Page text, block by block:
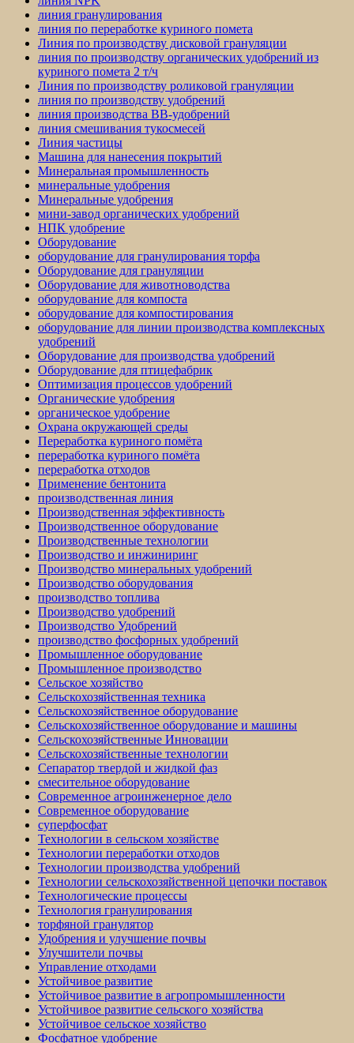
линия гранулирования
линия по переработке куриного помета
Линия по производству дисковой грануляции
линия по производству органических удобрений из
куриного помета 2 т/ч
Линия по производству роликовой грануляции
линия по производству удобрений
линия производства BB-удобрений
линия смешивания тукосмесей
Линия частицы
Машина для нанесения покрытий
Минеральная промышленность
минеральные удобрения
Минеральные удобрения
мини-завод органических удобрений
НПК удобрение
Оборудование
оборудование для гранулирования торфа
Оборудование для грануляции
Оборудование для животноводства
оборудование для компоста
оборудование для компостирования
оборудование для линии производства комплексных
удобрений
Оборудование для производства удобрений
Оборудование для птицефабрик
Оптимизация процессов удобрений
Органические удобрения
органическое удобрение
Охрана окружающей среды
Переработка куриного помёта
переработка куриного помёта
переработка отходов
Применение бентонита
производственная линия
Производственная эффективность
Производственное оборудование
Производственные технологии
Производство и инжиниринг
Производство минеральных удобрений
Производство оборудования
производство топлива
Производство удобрений
Производство Удобрений
производство фосфорных удобрений
Промышленное оборудование
Промышленное производство
Сельское хозяйство
Сельскохозяйственная техника
Сельскохозяйственное оборудование
Сельскохозяйственное оборудование и машины
Сельскохозяйственные Инновации
Сельскохозяйственные технологии
Сепаратор твердой и жидкой фаз
смесительное оборудование
Современное агроинженерное дело
Современное оборудование
суперфосфат
Технологии в сельском хозяйстве
Технологии переработки отходов
Технологии производства удобрений
Технологии сельскохозяйственной цепочки поставок
Технологические процессы
Технология гранулирования
торфяной гранулятор
Удобрения и улучшение почвы
Улучшители почвы
Управление отходами
Устойчивое развитие
Устойчивое развитие в агропромышленности
Устойчивое развитие сельского хозяйства
Устойчивое сельское хозяйство
Фосфатное удобрение